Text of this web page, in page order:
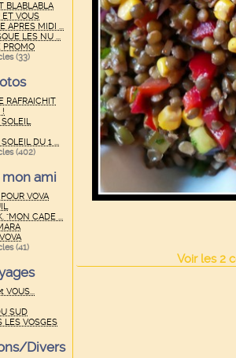
BLABLABLA
ET VOUS
APRES MIDI ...
LES NU ...
PROMO
(33)
RAFRAICHIT
!
DU 1 ...
(402)
mon ami
VOVA
"MON CADE ...
(41)
VOUS...
SUD
LES VOSGES
Divers
Voir les2